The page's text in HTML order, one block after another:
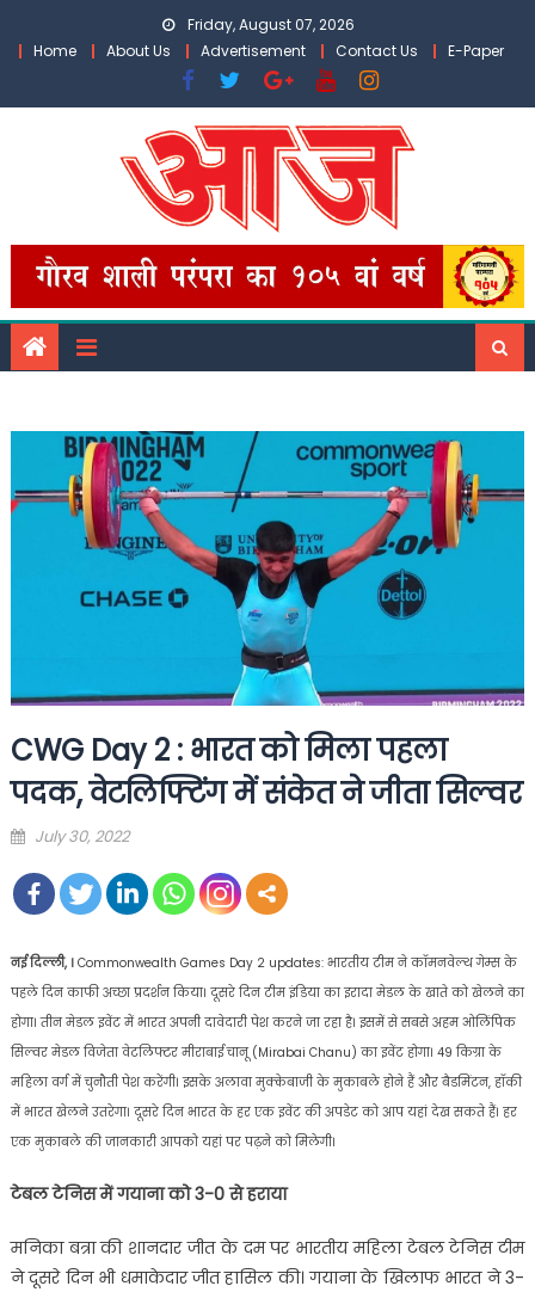
Friday, August 07, 2026
Home
About Us Advertisement Contact Us E-Paper
CWG Day 2 : भारत को मिला पहला
पदक, वेटलिफ्टिंग में संकेत ने जीता सिल्वर
Posted
July 30, 2022
नई दिल्ली, । Commonwealth Games Day 2 updates: भारतीय टीम ने कॉमनवेल्थ गेम्स के
पहले दिन काफी अच्छा प्रदर्शन किया। दूसरे दिन टीम इंडिया का इरादा मेडल के खाते को खेलने का
होगा। तीन मेडल इवेंट में भारत अपनी दावेदारी पेश करने जा रहा है। इसमें से सबसे अहम ओलिंपिक
सिल्वर मेडल विजेता वेटलिफ्टर मीराबाई चानू (Mirabai Chanu) का इवेंट होगा। 49 किग्रा के
महिला वर्ग में चुनौती पेश करेंगी। इसके अलावा मुक्केबाजी के मुकाबले होने हैं और बैडमिंटन, हॉकी
में भारत खेलने उतरेगा। दूसरे दिन भारत के हर एक इवेंट की अपडेट को आप यहां देख सकते हैं। हर
एक मुकाबले की जानकारी आपको यहां पर पढ़ने को मिलेगी।
टेबल टेनिस में गयाना को 3-0 से हराया
मनिका बत्रा की शानदार जीत के दम पर भारतीय महिला टेबल टेनिस टीम
ने दूसरे दिन भी धमाकेदार जीत हासिल की। गयाना के खिलाफ भारत ने 3-